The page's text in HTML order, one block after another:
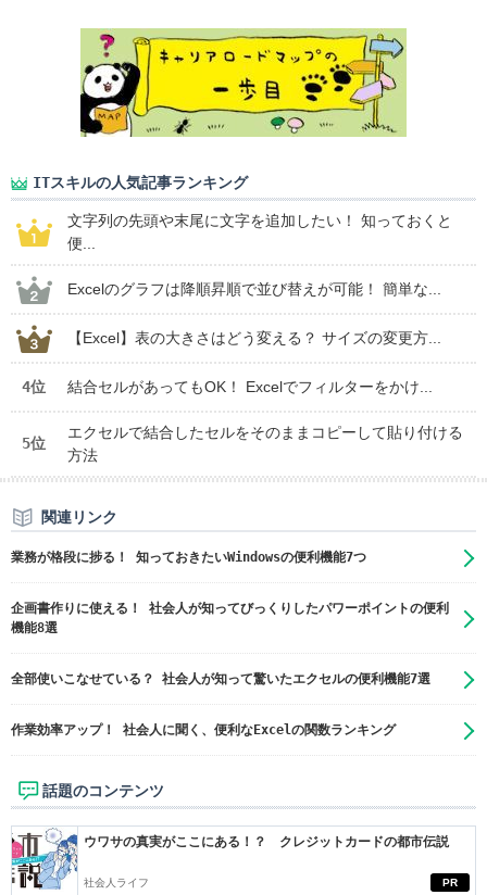
ITスキルの人気記事ランキング
文字列の先頭や末尾に文字を追加したい！ 知っておくと
便...
Excelのグラフは降順昇順で並び替えが可能！ 簡単な...
【Excel】表の大きさはどう変える？ サイズの変更方...
4位 結合セルがあってもOK！ Excelでフィルターをかけ...
5位
エクセルで結合したセルをそのままコピーして貼り付ける
方法
関連リンク
業務が格段に捗る！ 知っておきたいWindowsの便利機能7つ
企画書作りに使える！ 社会人が知ってびっくりしたパワーポイントの便利
機能8選
全部使いこなせている？ 社会人が知って驚いたエクセルの便利機能7選
作業効率アップ！ 社会人に聞く、便利なExcelの関数ランキング
話題のコンテンツ
PR
ウワサの真実がここにある！？ クレジットカードの都市伝説
社会人ライフ